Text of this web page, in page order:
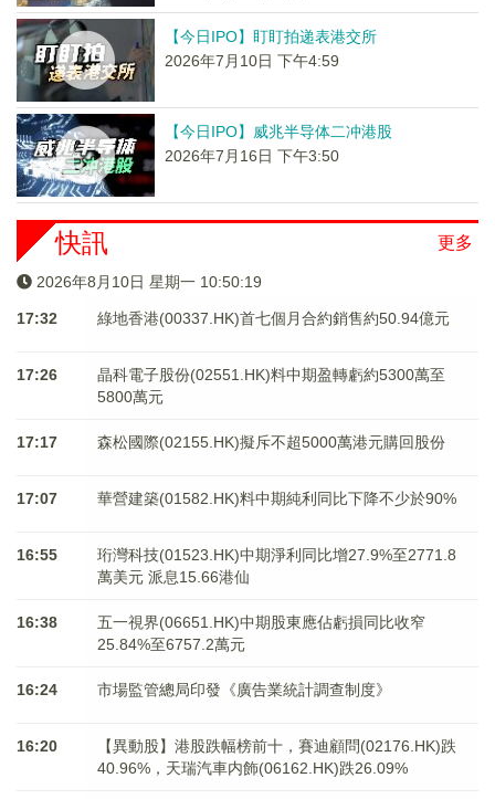
【今日IPO】盯盯拍递表港交所
2026年7月10日 下午4:59
【今日IPO】威兆半导体二冲港股
2026年7月16日 下午3:50
更多
快訊
2026年8月10日 星期一 10:50:19
17:32 綠地香港(00337.HK)首七個月合約銷售約50.94億元
17:26
晶科電子股份(02551.HK)料中期盈轉虧約5300萬至
5800萬元
17:17 森松國際(02155.HK)擬斥不超5000萬港元購回股份
17:07 華營建築(01582.HK)料中期純利同比下降不少於90%
16:55
珩灣科技(01523.HK)中期淨利同比增27.9%至2771.8
萬美元 派息15.66港仙
16:38
五一視界(06651.HK)中期股東應佔虧損同比收窄
25.84%至6757.2萬元
16:24 市場監管總局印發《廣告業統計調查制度》
16:20
【異動股】港股跌幅榜前十，賽迪顧問(02176.HK)跌
40.96%，天瑞汽車内飾(06162.HK)跌26.09%